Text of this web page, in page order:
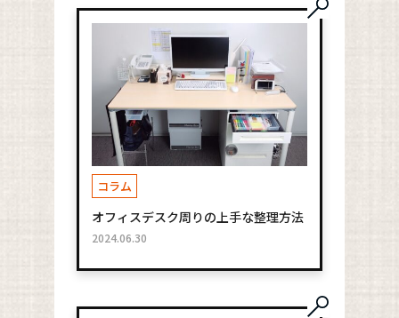
コラム
オフィスデスク周りの上手な整理方法
2024.06.30